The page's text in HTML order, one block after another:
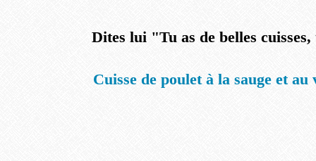
Dites lui "Tu as de belles
Cuisse de poulet à la sauge et au